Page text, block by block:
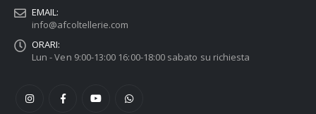
EMAIL:
info@afcoltellerie.com
ORARI:
Lun - Ven 9:00-13:00 16:00-18:00 sabato su richiesta